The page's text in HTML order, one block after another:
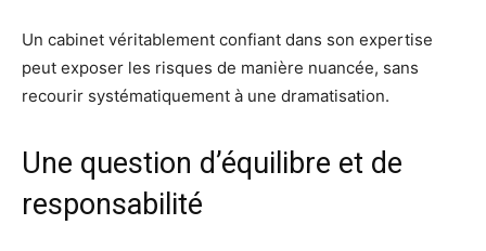
Un cabinet véritablement confiant dans son expertise
peut exposer les risques de manière nuancée, sans
recourir systématiquement à une dramatisation.
Une question d’équilibre et de
responsabilité